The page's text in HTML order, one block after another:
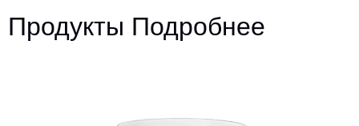
Продукты Подробнее